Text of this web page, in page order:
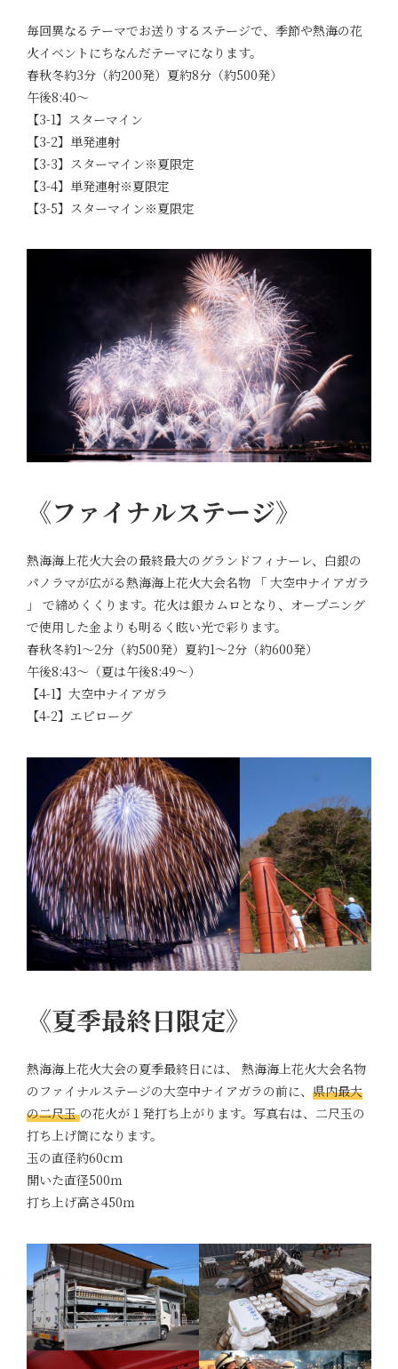
毎回異なるテーマでお送りするステージで、季節や熱海の花
火イベントにちなんだテーマになります。
春秋冬約3分（約200発）夏約8分（約500発）
午後8:40～
【3-1】スターマイン
【3-2】単発連射
【3-3】スターマイン※夏限定
【3-4】単発連射※夏限定
【3-5】スターマイン※夏限定
《ファイナルステージ》
熱海海上花火大会の最終最大のグランドフィナーレ、白銀の
パノラマが広がる熱海海上花火大会名物 「 大空中ナイアガラ
」 で締めくくります。花火は銀カムロとなり、オープニング
で使用した金よりも明るく眩い光で彩ります。
春秋冬約1～2分（約500発）夏約1～2分（約600発）
午後8:43～（夏は午後8:49～）
【4-1】大空中ナイアガラ
【4-2】エピローグ
《夏季最終日限定》
熱海海上花火大会の夏季最終日には、 熱海海上花火大会名物
のファイナルステージの大空中ナイアガラの前に、 県内最大
の二尺玉の花火が１発打ち上がります。写真右は、二尺玉の
打ち上げ筒になります。
玉の直径約60cm
開いた直径500ｍ
打ち上げ高さ450ｍ